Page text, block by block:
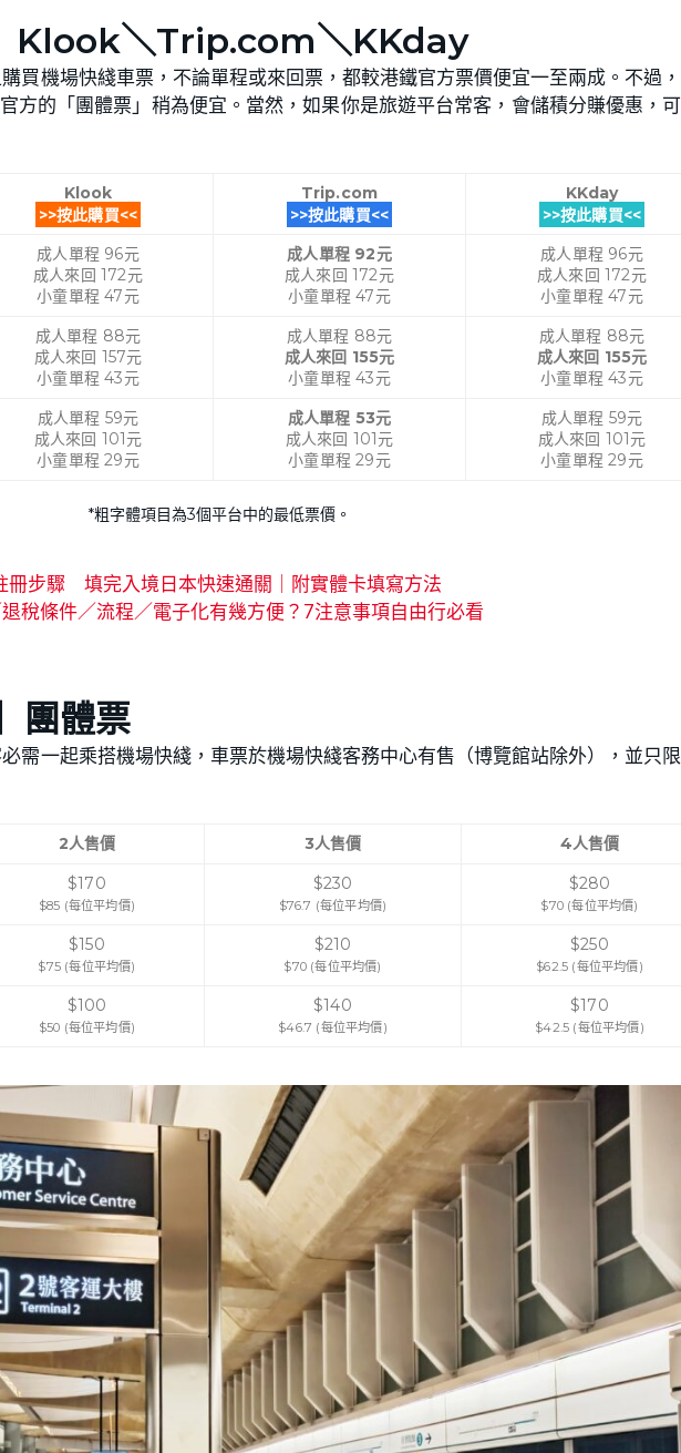
】Klook＼Trip.com＼KKday
購買機場快綫車票，不論單程或來回票，都較港鐵官方票價便宜一至兩成。不過
方的「團體票」稍為便宜。當然，如果你是旅遊平台常客，會儲積分賺優惠，
Klook
>>按此購買<<
Trip.com
>>按此購買<<
KKday
>>按此購買<<
成人單程 96元
成人來回 172元
小童單程 47元
成人單程 92元
成人來回 172元
小童單程 47元
成人單程 96元
成人來回 172元
小童單程 47元
成人單程 88元
成人來回 157元
小童單程 43元
成人單程 88元
成人來回 155元
小童單程 43元
成人單程 88元
成人來回 155元
小童單程 43元
成人單程 59元
成人來回 101元
小童單程 29元
成人單程 53元
成人來回 101元
小童單程 29元
成人單程 59元
成人來回 101元
小童單程 29元
*粗字體項目為3個平台中的最低票價。
冊步驟 填完入境日本快速通關｜附實體卡填寫方法
稅條件／流程／電子化有幾方便？7注意事項自由行必看
團體票
必需一起乘搭機場快綫，車票於機場快綫客務中心有售（博覽館站除外），並只
2人售價 3人售價
4人售價
$170
$85 (每位平均價)
$230
$76.7 (每位平均價)
$280
$70 (每位平均價)
$150
$75 (每位平均價)
$210
$70 (每位平均價)
$250
$62.5 (每位平均價)
$100
$50 (每位平均價)
$140
$46.7 (每位平均價)
$170
$42.5 (每位平均價)